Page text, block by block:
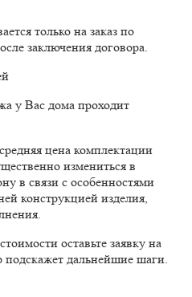
только на заказ по
заключения договора.
у Вас дома проходит
цена комплектации
измениться в
в связи с особенностями
конструкцией изделия,
оставьте заявку на
подскажет дальнейшие шаги.